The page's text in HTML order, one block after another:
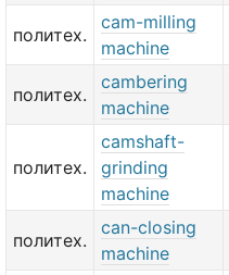
политех.
cam-milling
machine
политех.
cambering
machine
политех.
camshaft-
grinding
machine
политех.
can-closing
machine